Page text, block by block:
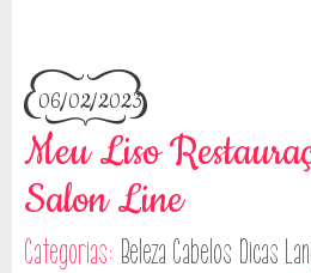
06/02/2023
Meu Liso
Salon Line
Categorias: Beleza Cabelos Dicas